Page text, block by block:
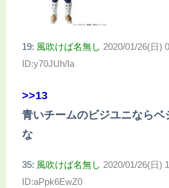
19: 風吹けば名無し 2020/01/26(日)
ID:y70JUh/Ia
>>13
青いチームのビジユニならベ
な
35: 風吹けば名無し 2020/01/26(日)
ID:aPpk6EwZ0